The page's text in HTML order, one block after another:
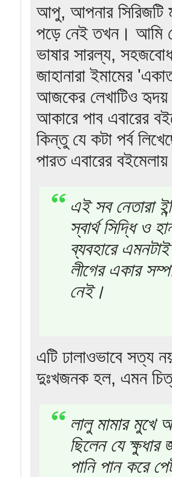
আপু, আপনার সিরিজটি
পড়ে নেই তখন। আমি
ভাষার সারল্য,
জাহানারা ইমামের
আজকের লেখাটিও
আকারে পাব এবারের
কিন্তু যে কটা পর্ব
পারত এবারের
এই সব নেতারা
স্বার্থ সিদ্ধি ও
ব্যবহারে
লীগের একার
নেই।
এটি ঢালাওভাবে সত্য
দুঃখজনক হল, এমন
লালু মামার মুখে
ছিলেন যে
পানি পান করে